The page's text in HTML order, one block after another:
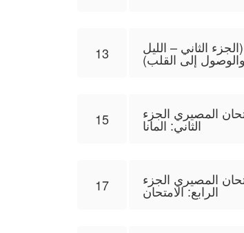
13 الثاني – الليل
والوصول إلى القلب)
15 المصيري الجزء
الثاني: المانا
17 المصيري الجزء
الرابع: الامتحان